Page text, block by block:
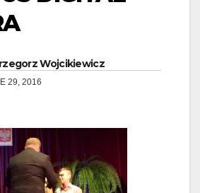
Wojcikiewicz
29, 2016